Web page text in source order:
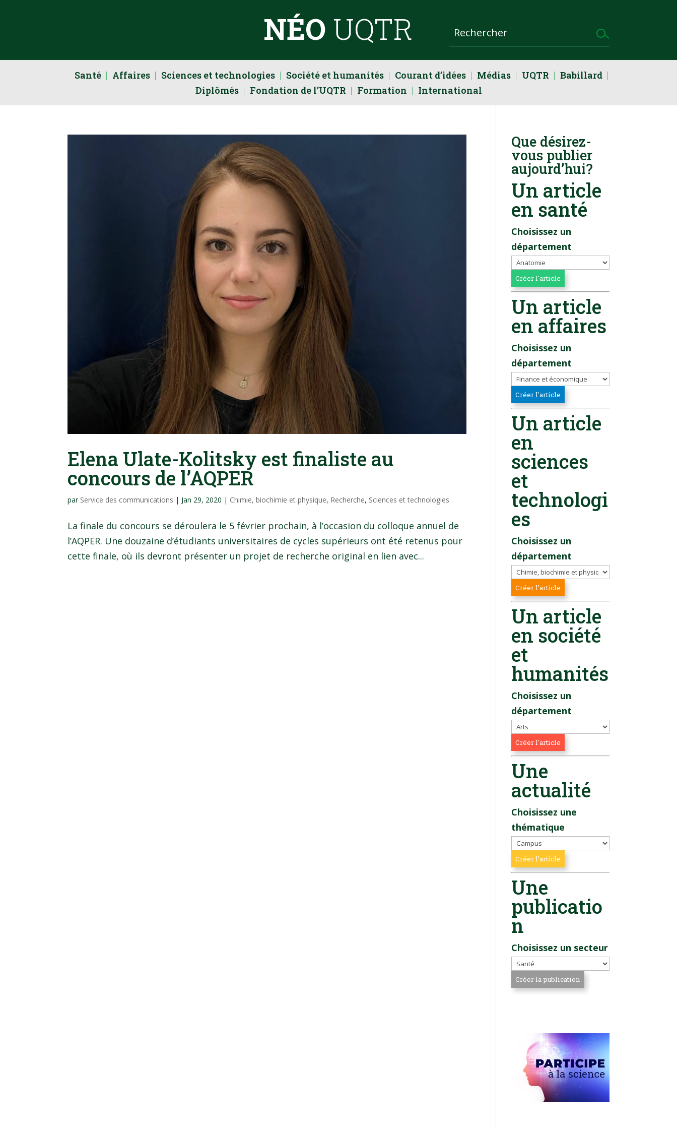
NÉO UQTR
Santé Affaires Sciences et technologies Société et humanités Courant d’idées Médias UQTR
Babillard
Diplômés
Fondation de l’UQTR Formation International
Elena Ulate-Kolitsky est finaliste au
concours de l’AQPER
par Service des communications | Jan 29, 2020 | Chimie, biochimie et physique, Recherche, Sciences et technologies
La finale du concours se déroulera le 5 février prochain, à l’occasion du colloque annuel de
l’AQPER. Une douzaine d’étudiants universitaires de cycles supérieurs ont été retenus pour
cette finale, où ils devront présenter un projet de recherche original en lien avec...
Que désirez-
vous publier
aujourd’hui?
Un article
en santé
Choisissez un
département
Un article
en affaires
Choisissez un
département
Un article
en
sciences
et
technologi
es
Choisissez un
département
Un article
en société
et
humanités
Choisissez un
département
Une
actualité
Choisissez une
thématique
Une
publicatio
n
Choisissez un secteur